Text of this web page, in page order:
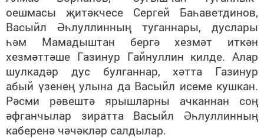
оешмасы җитәкчесе Сергей Баһаветдинов,
Васыйл Әһлуллинның туганнары, дуслары
һәм Мамадыштан бергә хезмәт иткән
хезмәттәше Газинур Гайнуллин килде. Алар
шулкадәр дус булганнар, хәтта Газинур
абый үзенең улына да Васыйл исеме кушкан.
Рәсми рәвештә ярышларны ачканнан соң
әфганчылар зиратта Васыйл Әһлуллинның
каберенә чәчәкләр салдылар.